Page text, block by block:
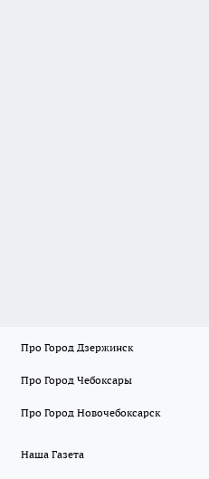
Про Город Дзержинск
Про Город Чебоксары
Про Город Новочебоксарск
Наша Газета